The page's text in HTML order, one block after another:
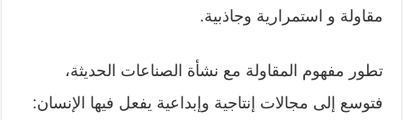
مقاولة و استمرارية وجاذبية.
تطور مفهوم المقاولة مع نشأة الصناعات الحديثة،
فتوسع إلى مجالات إنتاجية وإبداعية يفعل فيها الإنسان: